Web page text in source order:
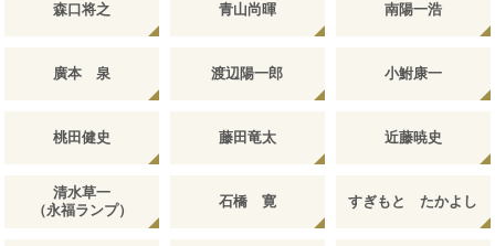
森口将之 青山尚暉 南陽一浩
廣本 泉 渡辺陽一郎 小鮒康一
桃田健史 藤田竜太 近藤暁史
清水草一
（永福ランプ）
石橋 寛 すぎもと たかよし